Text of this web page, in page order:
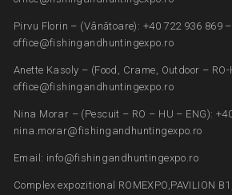
Pirvu Florin – (Vânătoare): +40 722 936 869 –
office@fishingandhuntingexpo.ro
Anette Kasoly – (Food, Crame, Outdoor – RO-
office@fishingandhuntingexpo.ro
Nina Morar – (Pescuit – RO – HU – ENG):
nina.morar@fishingandhuntingexpo.ro
Email: info@fishingandhuntingexpo.ro
Complex expozitional ROMEXPO,PAVILION